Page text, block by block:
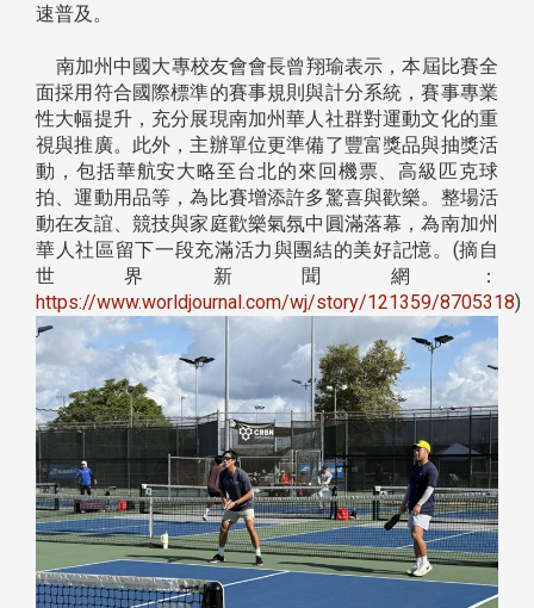
速普及。
南加州中國大專校友會會長曾翔瑜表示，本屆比賽全
面採用符合國際標準的賽事規則與計分系統，賽事專業
性大幅提升，充分展現南加州華人社群對運動文化的重
視與推廣。此外，主辦單位更準備了豐富獎品與抽獎活
動，包括華航安大略至台北的來回機票、高級匹克球
拍、運動用品等，為比賽增添許多驚喜與歡樂。整場活
動在友誼、競技與家庭歡樂氣氛中圓滿落幕，為南加州
華人社區留下一段充滿活力與團結的美好記憶。(摘自
世界新聞網：
https://www.worldjournal.com/wj/story/121359/8705318)